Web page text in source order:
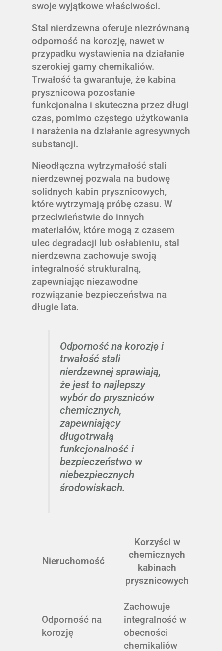
swoje wyjątkowe właściwości.
Stal nierdzewna oferuje niezrównaną
odporność na korozję, nawet w
przypadku wystawienia na działanie
szerokiej gamy chemikaliów.
Trwałość ta gwarantuje, że kabina
prysznicowa pozostanie
funkcjonalna i skuteczna przez długi
czas, pomimo częstego użytkowania
i narażenia na działanie agresywnych
substancji.
Nieodłączna wytrzymałość stali
nierdzewnej pozwala na budowę
solidnych kabin prysznicowych,
które wytrzymają próbę czasu. W
przeciwieństwie do innych
materiałów, które mogą z czasem
ulec degradacji lub osłabieniu, stal
nierdzewna zachowuje swoją
integralność strukturalną,
zapewniając niezawodne
rozwiązanie bezpieczeństwa na
długie lata.
Odporność na korozję i
trwałość stali
nierdzewnej sprawiają,
że jest to najlepszy
wybór do pryszniców
chemicznych,
zapewniający
długotrwałą
funkcjonalność i
bezpieczeństwo w
niebezpiecznych
środowiskach.
Nieruchomość
Korzyści w
chemicznych
kabinach
prysznicowych
Odporność na
korozję
Zachowuje
integralność w
obecności
chemikaliów